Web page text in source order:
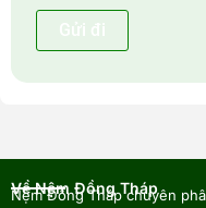
Về Nệm Đồng Tháp
Nệm Đồng Tháp chuyên